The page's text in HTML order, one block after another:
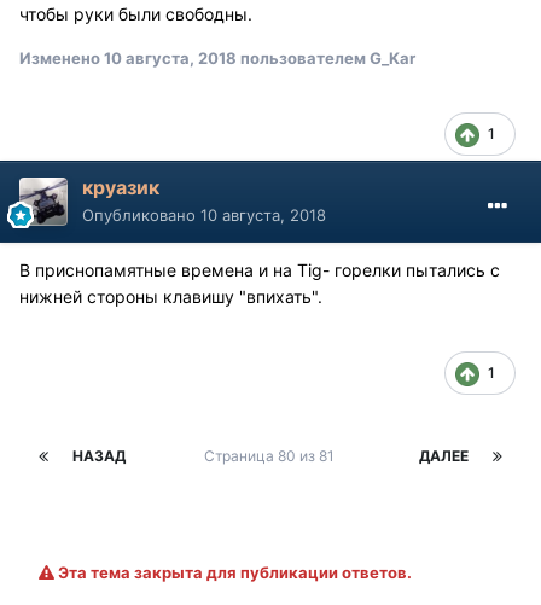
чтобы руки были свободны.
Изменено10 августа, 2018 пользователем G_Kar
1
круазик
Опубликовано 10 августа, 2018
В приснопамятные времена и на Tig- горелки пытались с
нижней стороны клавишу "впихать".
1
НАЗАД ДАЛЕЕ
Страница 80 из 81
Эта тема закрыта для публикации ответов.